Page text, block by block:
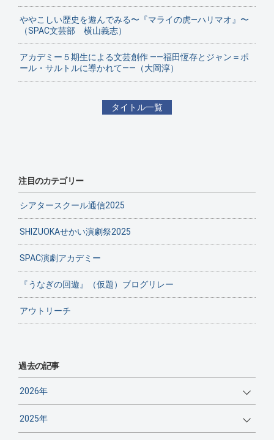
ややこしい歴史を遊んでみる〜『マライの虎—ハリマオ』〜
（SPAC文芸部 横山義志）
アカデミー５期生による文芸創作 ——福田恆存とジャン＝ポ
ール・サルトルに導かれて——（大岡淳）
タイトル一覧
注目のカテゴリー
シアタースクール通信2025
SHIZUOKAせかい演劇祭2025
SPAC演劇アカデミー
『うなぎの回遊』（仮題）ブログリレー
アウトリーチ
過去の記事
2026年
2025年